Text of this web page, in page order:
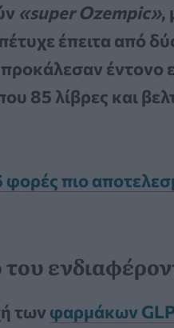
«super Ozempic»,
έπειτα από
έντονο
85 λίβρες και
πιο
των φαρμάκων